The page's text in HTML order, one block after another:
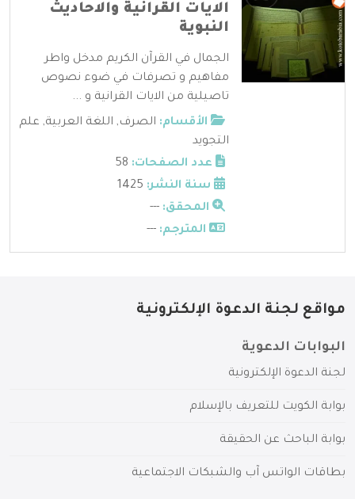
الايات القرانية والاحاديث
النبوية
الجمال في القرآن الكريم مدخل واطر
مفاهيم و تصرفات في ضوء نصوص
تاصيلية من الايات القرانية و ...
الأقسام: الصرف, اللغة العربية, علم
التجويد
عدد الصفحات:
سنة النشر:
المحقق: ---
المترجم: ---
مواقع لجنة الدعوة الإلكترونية
البوابات الدعوية
لجنة الدعوة الإلكترونية
بوابة الكويت للتعريف بالإسلام
بوابة الباحث عن الحقيقة
بطاقات الواتس آب والشبكات الاجتماعية